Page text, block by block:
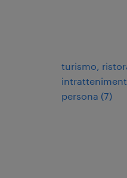
turismo,
persona (7)